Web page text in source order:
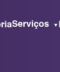
Serviços